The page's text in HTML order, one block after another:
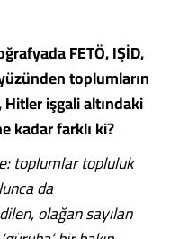
FETÖ, IŞİD,
toplumların
Hitler işgali altındaki
kadar farklı ki?
toplumlar topluluk
da
olağan sayılan